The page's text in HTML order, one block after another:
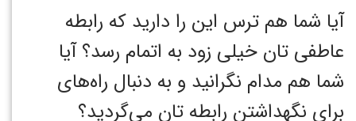
آیا شما هم ترس این را دارید که رابطه
عاطفی تان خیلی زود به اتمام رسد؟ آیا
شما هم مدام نگرانید و به دنبال راه‌های
برای نگهداشتن رابطه تان می‌گردید؟